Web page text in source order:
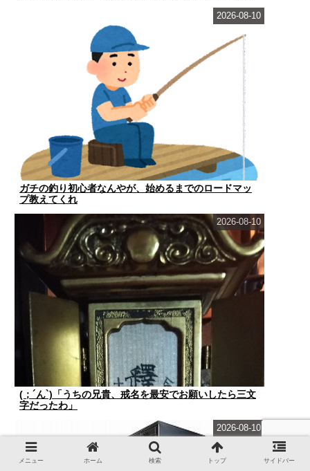
ガチの釣り初心者なんやが、始めるまでのロードマッ
プ教えてくれ
2026-08-10
(；´ん`)「うちの兄貴、戒名を最安でお願いしたら三文
字だったわ」
2026-08-10
2026-08-10
メニュー ホーム 検索 トップ サイドバー